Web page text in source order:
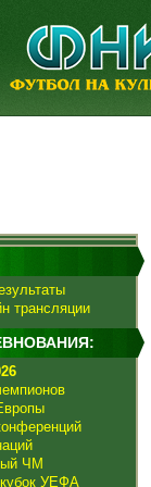
трансляции
ЧМ
УЕФА